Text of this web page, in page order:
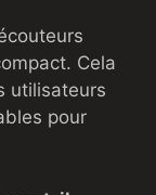
Cela
utilisateurs
pour